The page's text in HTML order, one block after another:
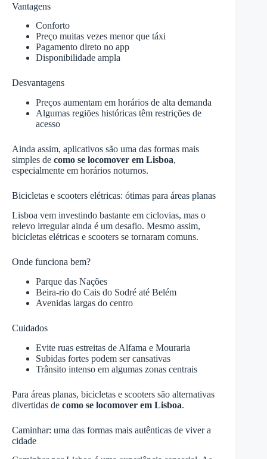
Vantagens
Conforto
Preço muitas vezes menor que táxi
Pagamento direto no app
Disponibilidade ampla
Desvantagens
Preços aumentam em horários de alta demanda
Algumas regiões históricas têm restrições de
acesso
Ainda assim, aplicativos são uma das formas mais
simples de como se locomover em Lisboa,
especialmente em horários noturnos.
Bicicletas e scooters elétricas: ótimas para áreas planas
Lisboa vem investindo bastante em ciclovias, mas o
relevo irregular ainda é um desafio. Mesmo assim,
bicicletas elétricas e scooters se tornaram comuns.
Onde funciona bem?
Parque das Nações
Beira-rio do Cais do Sodré até Belém
Avenidas largas do centro
Cuidados
Evite ruas estreitas de Alfama e Mouraria
Subidas fortes podem ser cansativas
Trânsito intenso em algumas zonas centrais
Para áreas planas, bicicletas e scooters são alternativas
divertidas de como se locomover em Lisboa.
Caminhar: uma das formas mais autênticas de viver a
cidade